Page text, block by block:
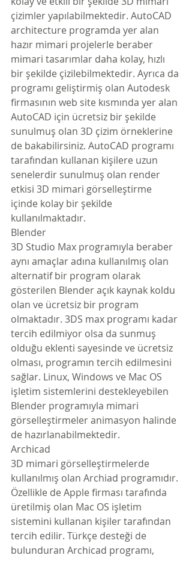
çizimler yapılabilmektedir. AutoCAD
architecture programda yer alan
hazır mimari projelerle beraber
mimari tasarımlar daha kolay, hızlı
bir şekilde çizilebilmektedir. Ayrıca da
programı geliştirmiş olan Autodesk
firmasının web site kısmında yer alan
AutoCAD için ücretsiz bir şekilde
sunulmuş olan 3D çizim örneklerine
de bakabilirsiniz. AutoCAD programı
tarafından kullanan kişilere uzun
senelerdir sunulmuş olan render
etkisi 3D mimari görselleştirme
içinde kolay bir şekilde
kullanılmaktadır.
Blender
3D Studio Max programıyla beraber
aynı amaçlar adına kullanılmış olan
alternatif bir program olarak
gösterilen Blender açık kaynak koldu
olan ve ücretsiz bir program
olmaktadır. 3DS max programı kadar
tercih edilmiyor olsa da sunmuş
olduğu eklenti sayesinde ve ücretsiz
olması, programın tercih edilmesini
sağlar. Linux, Windows ve Mac OS
işletim sistemlerini destekleyebilen
Blender programıyla mimari
görselleştirmeler animasyon halinde
de hazırlanabilmektedir.
Archicad
3D mimari görselleştirmelerde
kullanılmış olan Archiad programıdır.
Özellikle de Apple firması tarafında
üretilmiş olan Mac OS işletim
sistemini kullanan kişiler tarafından
tercih edilir. Türkçe desteği de
bulunduran Archicad programı,